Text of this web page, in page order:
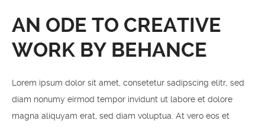
AN ODE TO CREATIVE
WORK BY BEHANCE
Lorem ipsum dolor sit amet, consetetur sadipscing elitr, sed
diam nonumy eirmod tempor invidunt ut labore et dolore
magna aliquyam erat, sed diam voluptua. At vero eos et